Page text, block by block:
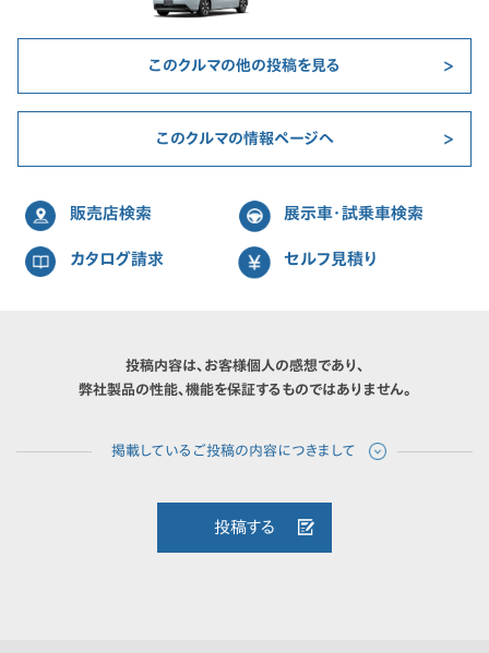
このクルマの他の投稿を見る
このクルマの情報ページへ
販売店検索 展示車・試乗車検索
カタログ請求 セルフ見積り
投稿内容は、お客様個人の感想であり、
弊社製品の性能、機能を保証するものではありません。
投稿する